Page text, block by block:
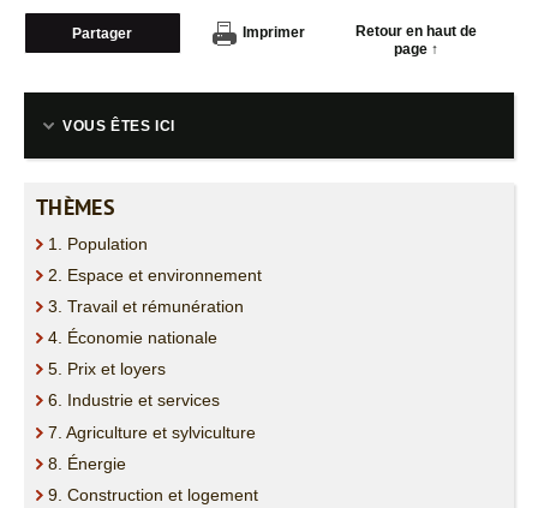
Partager Imprimer
Retour en haut de
page ↑
VOUS ÊTES ICI
THÈMES
1. Population
2. Espace et environnement
3. Travail et rémunération
4. Économie nationale
5. Prix et loyers
6. Industrie et services
7. Agriculture et sylviculture
8. Énergie
9. Construction et logement